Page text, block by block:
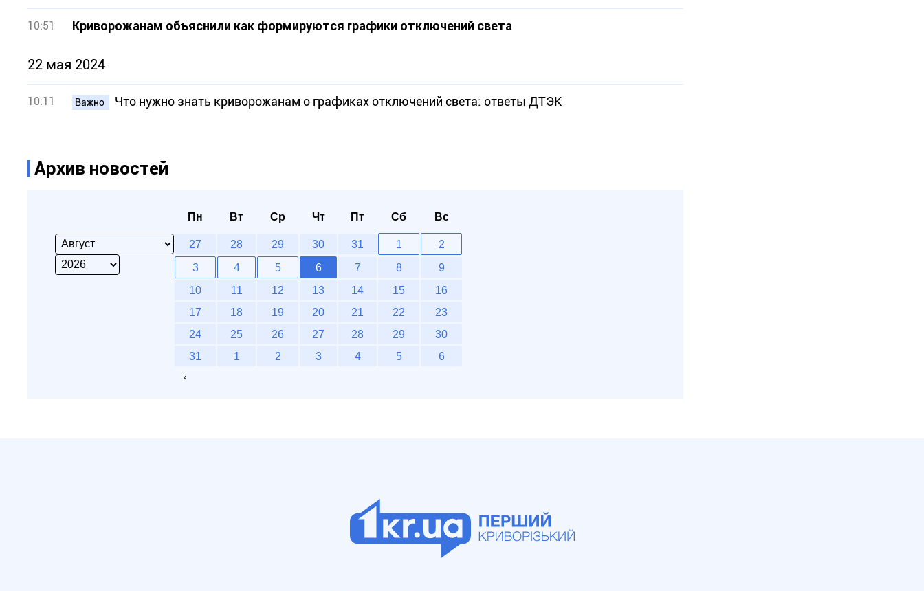
10:51 Криворожанам объяснили как формируются графики отключений света
22 мая 2024
10:11 Важно Что нужно знать криворожанам о графиках отключений света: ответы ДТЭК
Архив новостей
Пн Вт Ср Чт Пт Сб Вс
27 28 29 30 31 1
2
3
4 5 6 7 8
9
10
11 12 13 14 15
16
17
18 19 20 21 22
23
24
25 26 27 28 29
30
31
1 2 3 4 5 6